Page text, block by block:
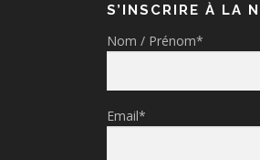
S’INSCRIRE À LA
Nom / Prénom*
Email*